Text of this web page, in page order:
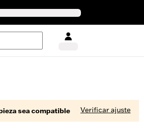
sea compatible Verificar ajuste